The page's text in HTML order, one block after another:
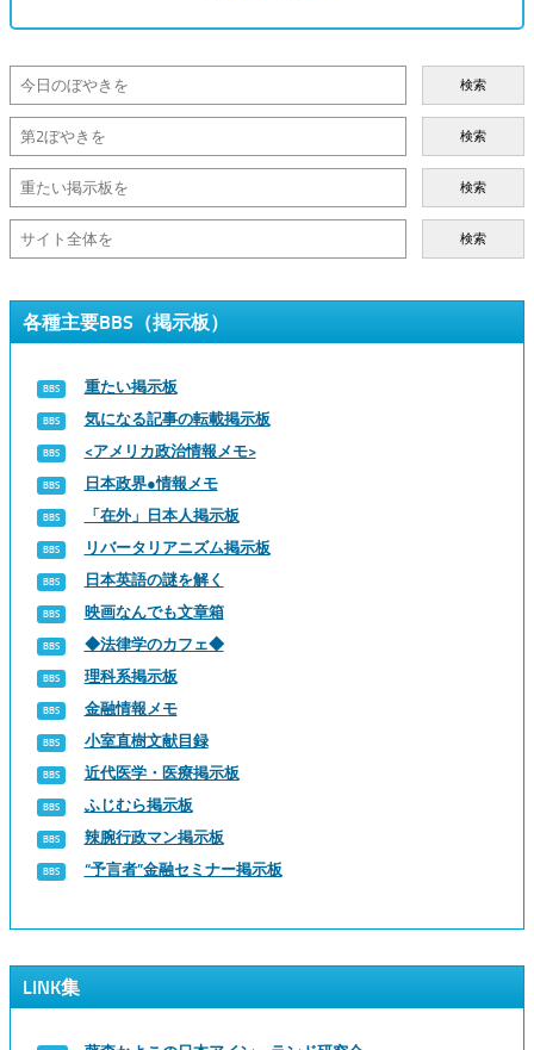
検索
検索
検索
検索
各種主要BBS（掲示板）
重たい掲示板
気になる記事の転載掲示板
<アメリカ政治情報メモ>
日本政界●情報メモ
「在外」日本人掲示板
リバータリアニズム掲示板
日本英語の謎を解く
映画なんでも文章箱
◆法律学のカフェ◆
理科系掲示板
金融情報メモ
小室直樹文献目録
近代医学・医療掲示板
ふじむら掲示板
辣腕行政マン掲示板
“予言者”金融セミナー掲示板
LINK集